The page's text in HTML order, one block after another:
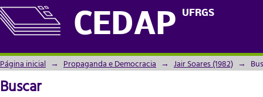
CEDAP UFRGS
Buscar
Página inicial → Propaganda e Democracia → Jair Soares (1982) →
Buscar